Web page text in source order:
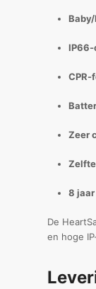
CPR-
Zeer
8
De
en hoge